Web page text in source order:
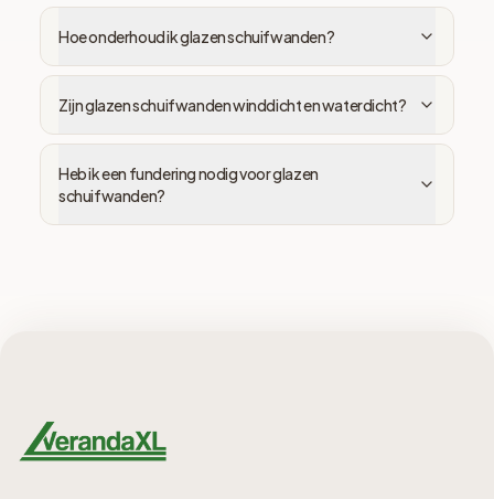
Hoe onderhoud ik glazen schuifwanden?
Zijn glazen schuifwanden winddicht en waterdicht?
Heb ik een fundering nodig voor glazen
schuifwanden?